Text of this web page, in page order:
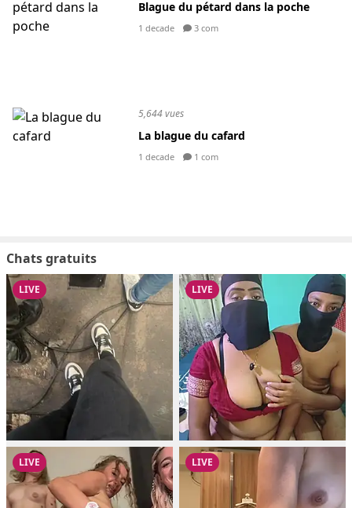
Blague du pétard dans la poche
1 decade 3 com
5,644 vues
La blague du cafard
1 decade 1 com
Chats gratuits